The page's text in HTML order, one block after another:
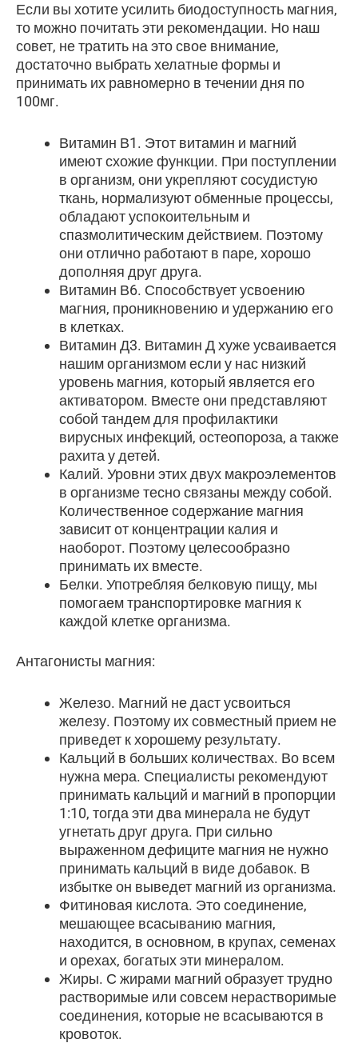
Если вы хотите усилить биодоступность магния,
то можно почитать эти рекомендации. Но наш
совет, не тратить на это свое внимание,
достаточно выбрать хелатные формы и
принимать их равномерно в течении дня по
100мг.
Витамин В1. Этот витамин и магний
имеют схожие функции. При поступлении
в организм, они укрепляют сосудистую
ткань, нормализуют обменные процессы,
обладают успокоительным и
спазмолитическим действием. Поэтому
они отлично работают в паре, хорошо
дополняя друг друга.
Витамин В6. Способствует усвоению
магния, проникновению и удержанию его
в клетках.
Витамин Д3. Витамин Д хуже усваивается
нашим организмом если у нас низкий
уровень магния, который является его
активатором. Вместе они представляют
собой тандем для профилактики
вирусных инфекций, остеопороза, а также
рахита у детей.
Калий. Уровни этих двух макроэлементов
в организме тесно связаны между собой.
Количественное содержание магния
зависит от концентрации калия и
наоборот. Поэтому целесообразно
принимать их вместе.
Белки. Употребляя белковую пищу, мы
помогаем транспортировке магния к
каждой клетке организма.
Антагонисты магния:
Железо. Магний не даст усвоиться
железу. Поэтому их совместный прием не
приведет к хорошему результату.
Кальций в больших количествах. Во всем
нужна мера. Специалисты рекомендуют
принимать кальций и магний в пропорции
1:10, тогда эти два минерала не будут
угнетать друг друга. При сильно
выраженном дефиците магния не нужно
принимать кальций в виде добавок. В
избытке он выведет магний из организма.
Фитиновая кислота. Это соединение,
мешающее всасыванию магния,
находится, в основном, в крупах, семенах
и орехах, богатых эти минералом.
Жиры. С жирами магний образует трудно
растворимые или совсем нерастворимые
соединения, которые не всасываются в
кровоток.